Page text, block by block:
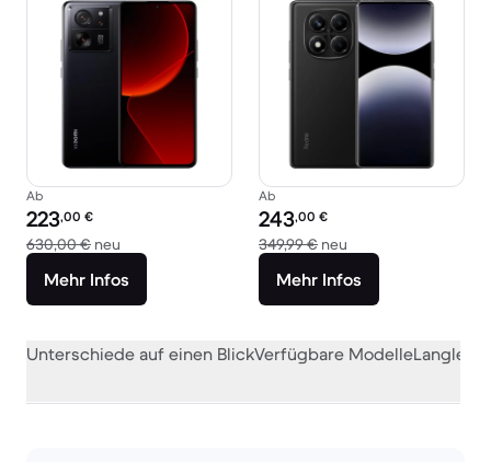
Ab
Preis des erneuerten Produkts:
223,00 €
630,00 € neu Im Vergleich zum Neupreis von 630,00 €
Mehr Infos
Ab
Preis des erneuerten Produkts:
243,00 €
349,99 € neu
Mehr Infos
Unterschiede auf einen BlickVerfügbare Modelle